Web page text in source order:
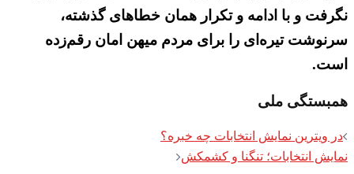
نگرفت و با ادامه و تکرار همان خطاهای گذشته،
سرنوشت تیره‌ای را برای مردم میهن امان رقم‌زده
است.
همبستگی ملی
Post
navigation
در ویترین نمایش انتخابات چه خبره؟
نمایش انتخابات؛ تنگنا و کشمکش